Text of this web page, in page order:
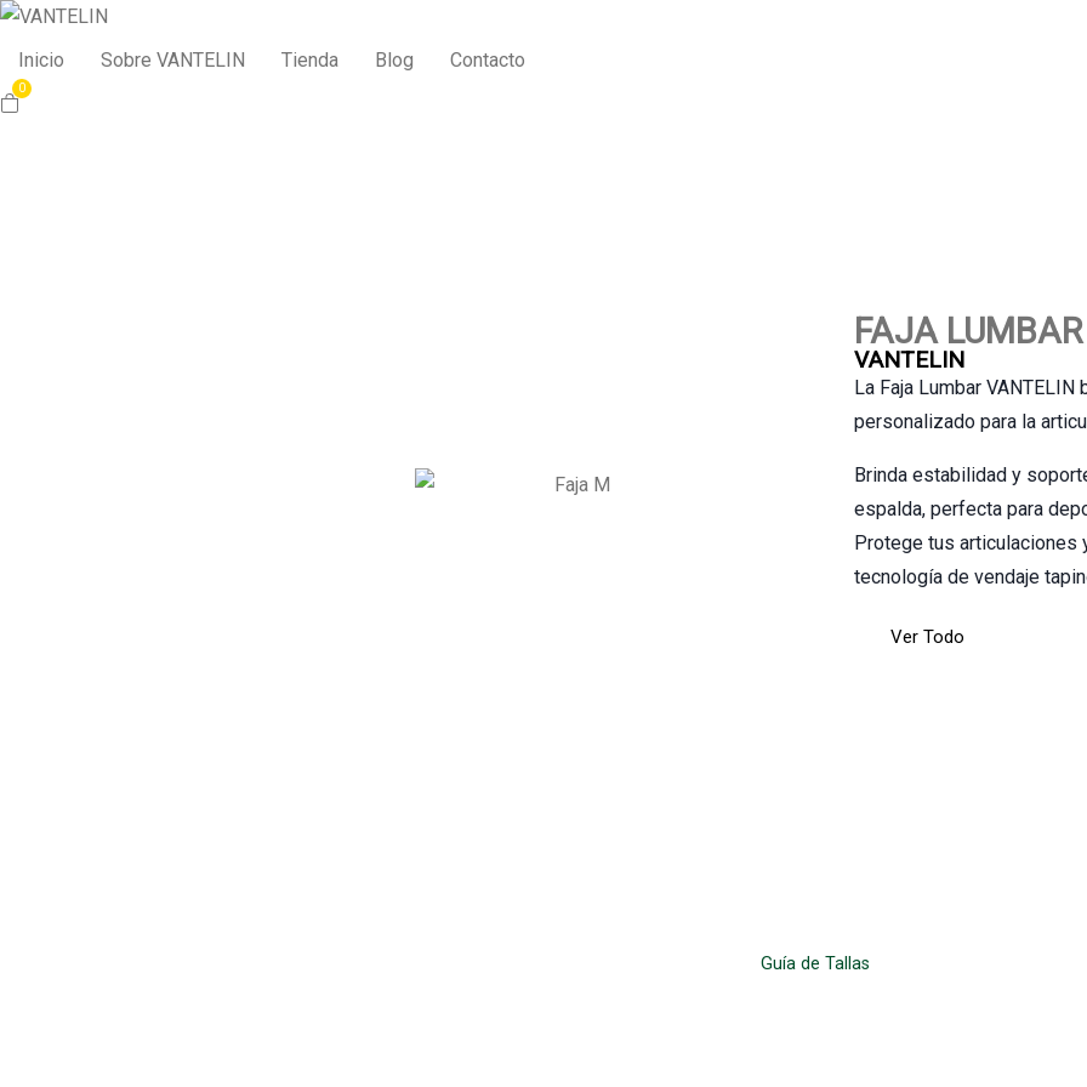
Inicio Sobre VANTELIN Tienda Blog Contacto
0
FAJA LUMBAR
VANTELIN
La Faja Lumbar VANTELIN
personalizado para la
Brinda estabilidad y
espalda, perfecta para
Protege tus articulaciones
tecnología de vendaje
Ver Todo
Guía de Tallas